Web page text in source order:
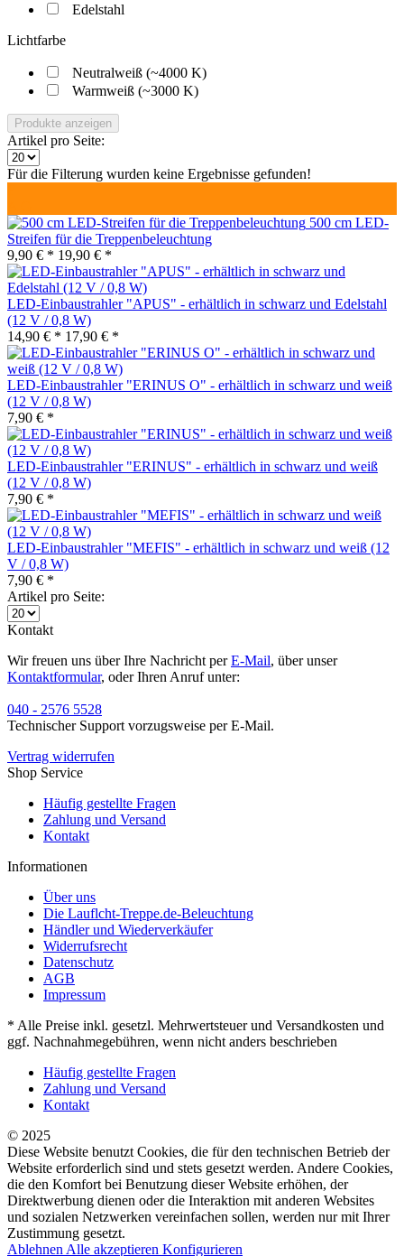
Edelstahl
Lichtfarbe
Neutralweiß (~4000 K)
Warmweiß (~3000 K)
Produkte anzeigen
Artikel pro Seite:
Für die Filterung wurden keine Ergebnisse gefunden!
500 cm LED-
Streifen für die Treppenbeleuchtung
9,90 € * 19,90 € *
LED-Einbaustrahler "APUS" - erhältlich in schwarz und Edelstahl
(12 V / 0,8 W)
14,90 € * 17,90 € *
LED-Einbaustrahler "ERINUS O" - erhältlich in schwarz und weiß
(12 V / 0,8 W)
7,90 € *
LED-Einbaustrahler "ERINUS" - erhältlich in schwarz und weiß
(12 V / 0,8 W)
7,90 € *
LED-Einbaustrahler "MEFIS" - erhältlich in schwarz und weiß (12
V / 0,8 W)
7,90 € *
Artikel pro Seite:
Kontakt
Wir freuen uns über Ihre Nachricht perE-Mail, über unser
Kontaktformular, oder Ihren Anruf unter:
040 - 2576 5528
Technischer Support vorzugsweise per E-Mail.
Vertrag widerrufen
Shop Service
Häufig gestellte Fragen
Zahlung und Versand
Kontakt
Informationen
Über uns
Die Lauflcht-Treppe.de-Beleuchtung
Händler und Wiederverkäufer
Widerrufsrecht
Datenschutz
AGB
Impressum
* Alle Preise inkl. gesetzl. Mehrwertsteuer und Versandkosten und
ggf. Nachnahmegebühren, wenn nicht anders beschrieben
Häufig gestellte Fragen
Zahlung und Versand
Kontakt
© 2025
Diese Website benutzt Cookies, die für den technischen Betrieb der
Website erforderlich sind und stets gesetzt werden. Andere Cookies,
die den Komfort bei Benutzung dieser Website erhöhen, der
Direktwerbung dienen oder die Interaktion mit anderen Websites
und sozialen Netzwerken vereinfachen sollen, werden nur mit Ihrer
Zustimmung gesetzt.
Ablehnen Alle akzeptieren Konfigurieren